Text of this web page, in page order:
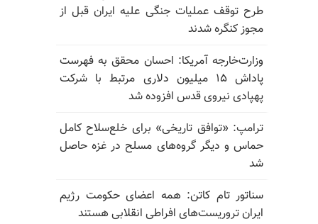
طرح توقف عملیات جنگی علیه ایران قبل از
مجوز کنگره شدند
وزارت‌خارجه آمریکا: احسان محقق به فهرست
پاداش ۱۵ میلیون دلاری مرتبط با شرکت
پهپادی نیروی قدس افزوده شد
ترامپ: «توافق تاریخی» برای خلع‌سلاح کامل
حماس و دیگر گروه‌های مسلح در غزه حاصل
شد
سناتور تام کاتن: همه اعضای حکومت رژیم
ایران تروریست‌های افراطی انقلابی هستند